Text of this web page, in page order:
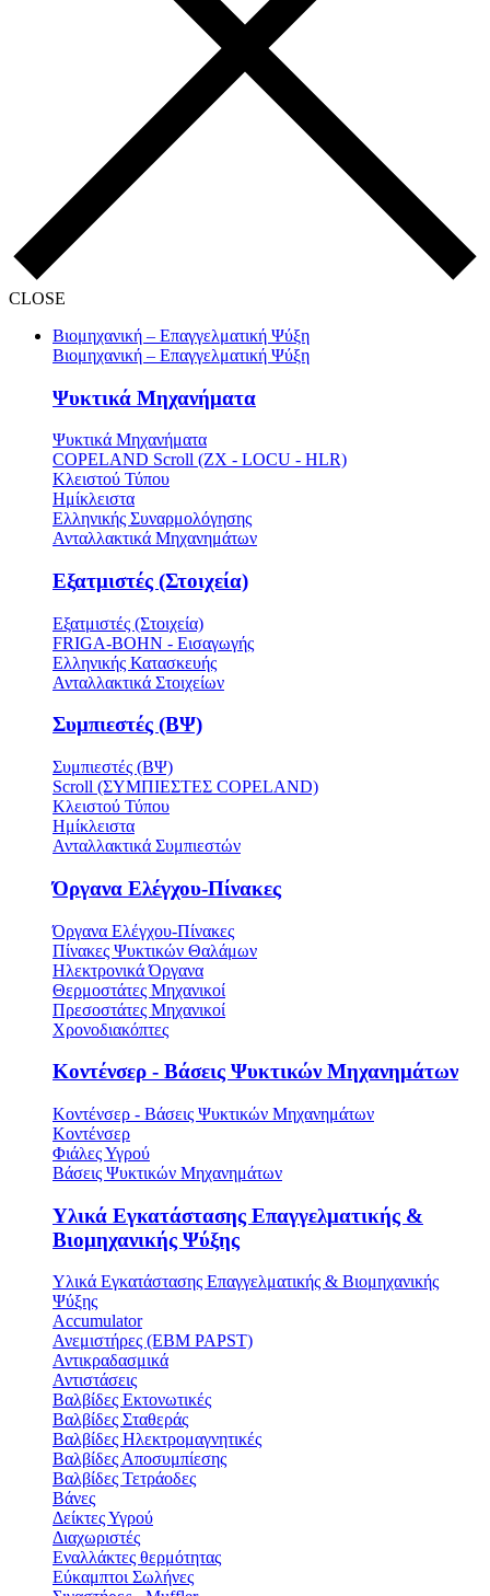
CLOSE
Βιομηχανική – Επαγγελματική Ψύξη
Βιομηχανική – Επαγγελματική Ψύξη
Ψυκτικά Μηχανήματα
Ψυκτικά Μηχανήματα
COPELAND Scroll (ZX - LOCU - HLR)
Κλειστού Τύπου
Ημίκλειστα
Ελληνικής Συναρμολόγησης
Ανταλλακτικά Μηχανημάτων
Εξατμιστές (Στοιχεία)
Εξατμιστές (Στοιχεία)
FRIGA-BOHN - Εισαγωγής
Ελληνικής Κατασκευής
Ανταλλακτικά Στοιχείων
Συμπιεστές (ΒΨ)
Συμπιεστές (ΒΨ)
Scroll (ΣΥΜΠΙΕΣΤΕΣ COPELAND)
Κλειστού Τύπου
Ημίκλειστα
Ανταλλακτικά Συμπιεστών
Όργανα Ελέγχου-Πίνακες
Όργανα Ελέγχου-Πίνακες
Πίνακες Ψυκτικών Θαλάμων
Ηλεκτρονικά Όργανα
Θερμοστάτες Μηχανικοί
Πρεσοστάτες Μηχανικοί
Χρονοδιακόπτες
Κοντένσερ - Βάσεις Ψυκτικών Μηχανημάτων
Κοντένσερ - Βάσεις Ψυκτικών Μηχανημάτων
Κοντένσερ
Φιάλες Υγρού
Βάσεις Ψυκτικών Μηχανημάτων
Υλικά Εγκατάστασης Επαγγελματικής &
Βιομηχανικής Ψύξης
Υλικά Εγκατάστασης Επαγγελματικής & Βιομηχανικής
Ψύξης
Accumulator
Ανεμιστήρες (ΕΒΜ PAPST)
Αντικραδασμικά
Αντιστάσεις
Βαλβίδες Εκτονωτικές
Βαλβίδες Σταθεράς
Βαλβίδες Ηλεκτρομαγνητικές
Βαλβίδες Αποσυμπίεσης
Βαλβίδες Τετράοδες
Βάνες
Δείκτες Υγρού
Διαχωριστές
Εναλλάκτες θερμότητας
Εύκαμπτοι Σωλήνες